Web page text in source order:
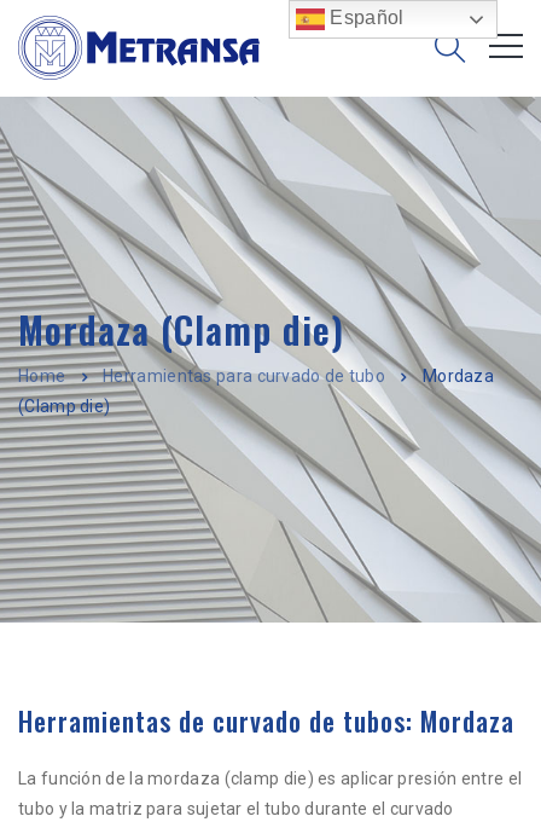
Mordaza (Clamp die)
Home Herramientas para curvado de tubo
Mordaza
(Clamp die)
Herramientas de curvado de tubos: Mordaza
La función de la mordaza (clamp die) es aplicar presión entre el
tubo y la matriz para sujetar el tubo durante el curvado
Español